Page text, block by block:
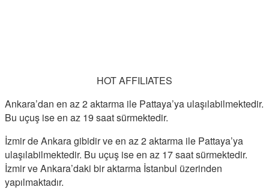
HOT AFFILIATES
Ankara’dan en az 2 aktarma ile Pattaya’ya ulaşılabilmektedir.
Bu uçuş ise en az 19 saat sürmektedir.
İzmir de Ankara gibidir ve en az 2 aktarma ile Pattaya’ya
ulaşılabilmektedir. Bu uçuş ise en az 17 saat sürmektedir.
İzmir ve Ankara’daki bir aktarma İstanbul üzerinden
yapılmaktadır.